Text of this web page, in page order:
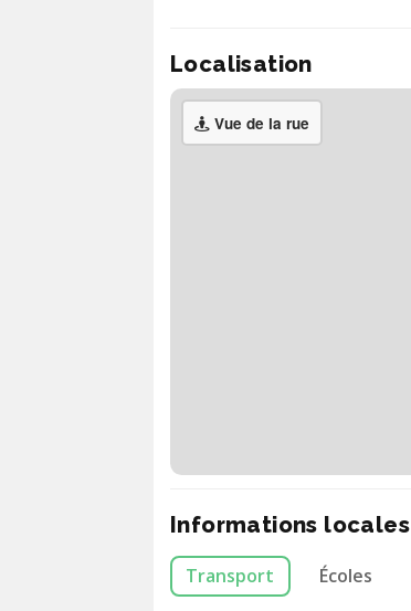
Localisation
Vue de la rue
Informations locales
Transport Écoles